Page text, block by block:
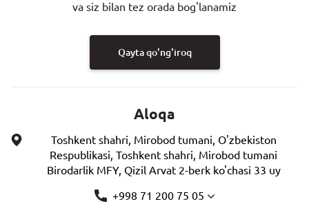
va siz bilan tez orada bog'lanamiz
Qayta qo'ng'iroq
Aloqa
Toshkent shahri, Mirobod tumani, O'zbekiston
Respublikasi, Toshkent shahri, Mirobod tumani
Birodarlik MFY, Qizil Arvat 2-berk ko'chasi 33 uy
+998 71 200 75 05